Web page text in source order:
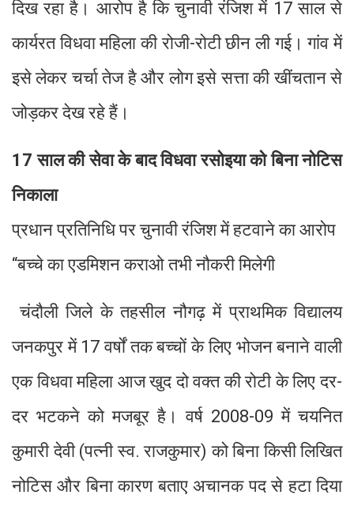
दिख रहा है। आरोप है कि चुनावी रंजिश में 17 साल से
कार्यरत विधवा महिला की रोजी-रोटी छीन ली गई। गांव में
इसे लेकर चर्चा तेज है और लोग इसे सत्ता की खींचतान से
जोड़कर देख रहे हैं।
17 साल की सेवा के बाद विधवा रसोइया को बिना नोटिस
निकाला
प्रधान प्रतिनिधि पर चुनावी रंजिश में हटवाने का आरोप
“बच्चे का एडमिशन कराओ तभी नौकरी मिलेगी
चंदौली जिले के तहसील नौगढ़ में प्राथमिक विद्यालय
जनकपुर में 17 वर्षों तक बच्चों के लिए भोजन बनाने वाली
एक विधवा महिला आज खुद दो वक्त की रोटी के लिए दर-
दर भटकने को मजबूर है। वर्ष 2008-09 में चयनित
कुमारी देवी (पत्नी स्व. राजकुमार) को बिना किसी लिखित
नोटिस और बिना कारण बताए अचानक पद से हटा दिया